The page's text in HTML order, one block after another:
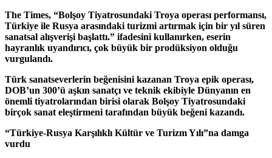
The Times, “Bolşoy Tiyatrosundaki Troya operası performansı,
Türkiye ile Rusya arasındaki turizmi artırmak için bir yıl süren
sanatsal alışverişi başlattı.” ifadesini kullanırken, eserin
hayranlık uyandırıcı, çok büyük bir prodüksiyon olduğu
vurgulandı.
Türk sanatseverlerin beğenisini kazanan Troya epik operası,
DOB’un 300’ü aşkın sanatçı ve teknik ekibiyle Dünyanın en
önemli tiyatrolarından birisi olarak Bolşoy Tiyatrosundaki
birçok sanat eleştirmeni tarafından büyük beğeni kazandı.
“Türkiye-Rusya Karşılıklı Kültür ve Turizm Yılı”na damga
vurdu